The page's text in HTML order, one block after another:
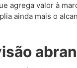
agrega valor à
ainda mais o